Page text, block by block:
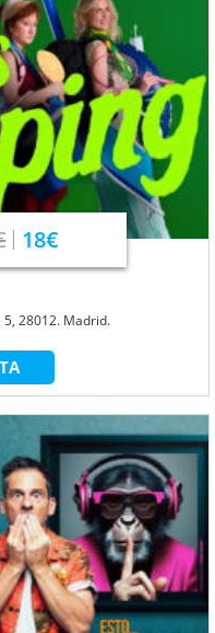
18€
28012. Madrid.